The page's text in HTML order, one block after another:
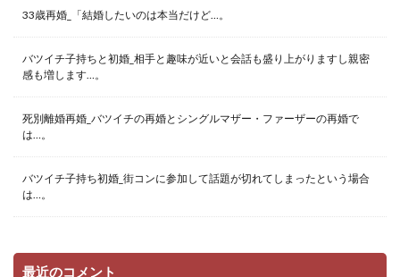
33歳再婚_「結婚したいのは本当だけど…。
バツイチ子持ちと初婚_相手と趣味が近いと会話も盛り上がりますし親密
感も増します…。
死別離婚再婚_バツイチの再婚とシングルマザー・ファーザーの再婚で
は…。
バツイチ子持ち初婚_街コンに参加して話題が切れてしまったという場合
は…。
最近のコメント